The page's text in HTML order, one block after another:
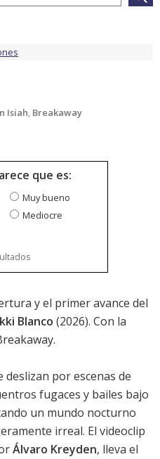
Isiah, Breakaway
que es:
Muy bueno
Mediocre
y el primer avance del
Blanco (2026). Con la
deslizan por escenas de
fugaces y bailes bajo
un mundo nocturno
irreal. El videoclip
Álvaro Kreyden, lleva el